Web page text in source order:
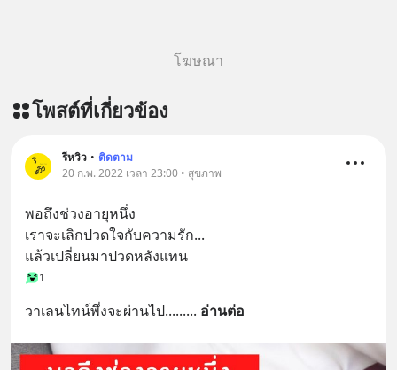
โฆษณา
โพสต์ที่เกี่ยวข้อง
รีหวิว • ติดตาม
20 ก.พ. 2022 เวลา 23:00 • สุขภาพ
พอถึงช่วงอายุหนึ่ง
เราจะเลิกปวดใจกับความรัก...
แล้วเปลี่ยนมาปวดหลังแทน
1
วาเลนไทน์พึ่งจะผ่านไป......... อ่านต่อ